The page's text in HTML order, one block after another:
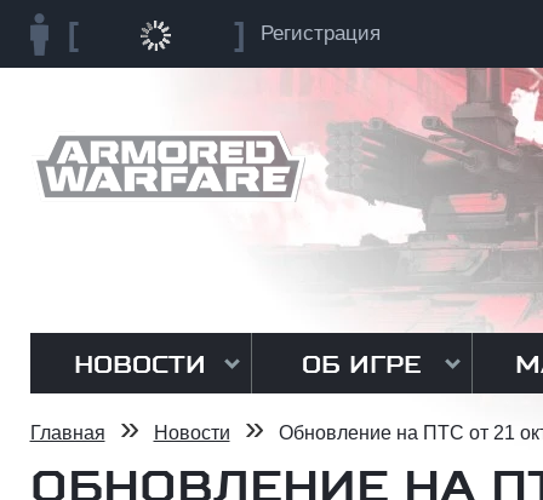
Регистрация
НОВОСТИ ОБ ИГРЕ
Главная » Новости » Обновление на ПТС от 21
ОБНОВЛЕНИЕ НА